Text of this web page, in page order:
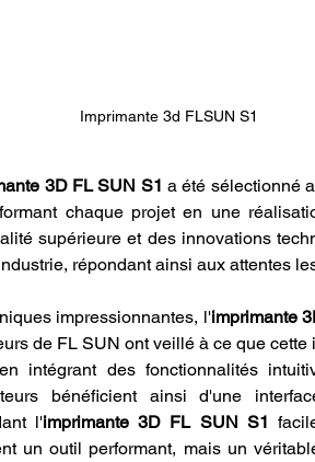
Imprimante 3d FLSUN S1
3D FL SUN S1 a été sélectionné
chaque projet en une
supérieure et des innovations
répondant ainsi aux attentes
impressionnantes, l'imprimante
de FL SUN ont veillé à ce que
intégrant des fonctionnalités
bénéficient ainsi d'une
l'imprimante 3D FL SUN S1
un outil performant, mais un